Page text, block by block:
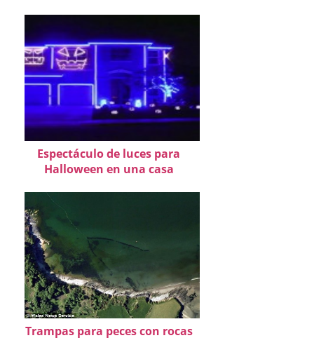
Espectáculo de luces para
Halloween en una casa
Trampas para peces con rocas